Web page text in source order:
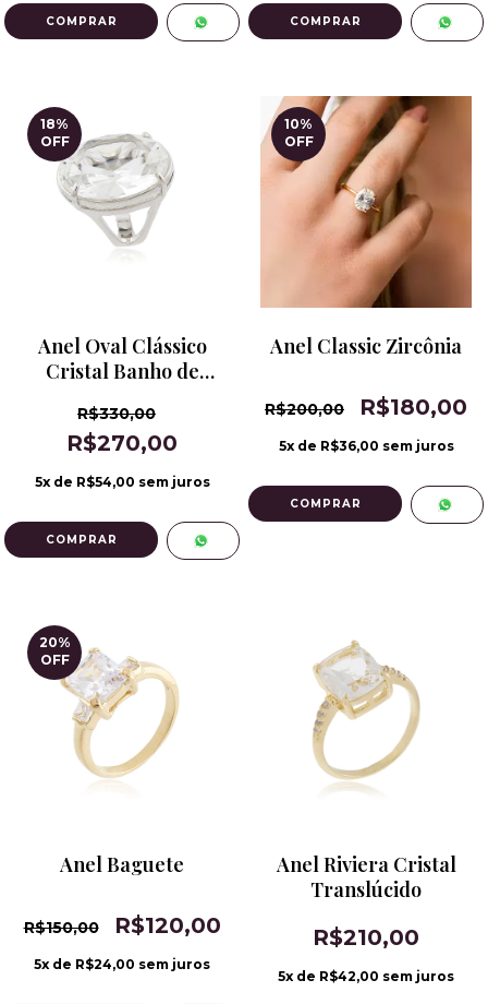
COMPRAR COMPRAR
18%
OFF
Anel Oval Clássico
Cristal Banho de
R$330,00
R$270,00
5x de R$54,00 sem juros
COMPRAR
10%
OFF
Anel Classic Zircônia
R$200,00 R$180,00
5x de R$36,00 sem juros
COMPRAR
20%
OFF
Anel Baguete
R$150,00 R$120,00
5x de R$24,00 sem juros
Anel Riviera Cristal
Translúcido
R$210,00
5x de R$42,00 sem juros